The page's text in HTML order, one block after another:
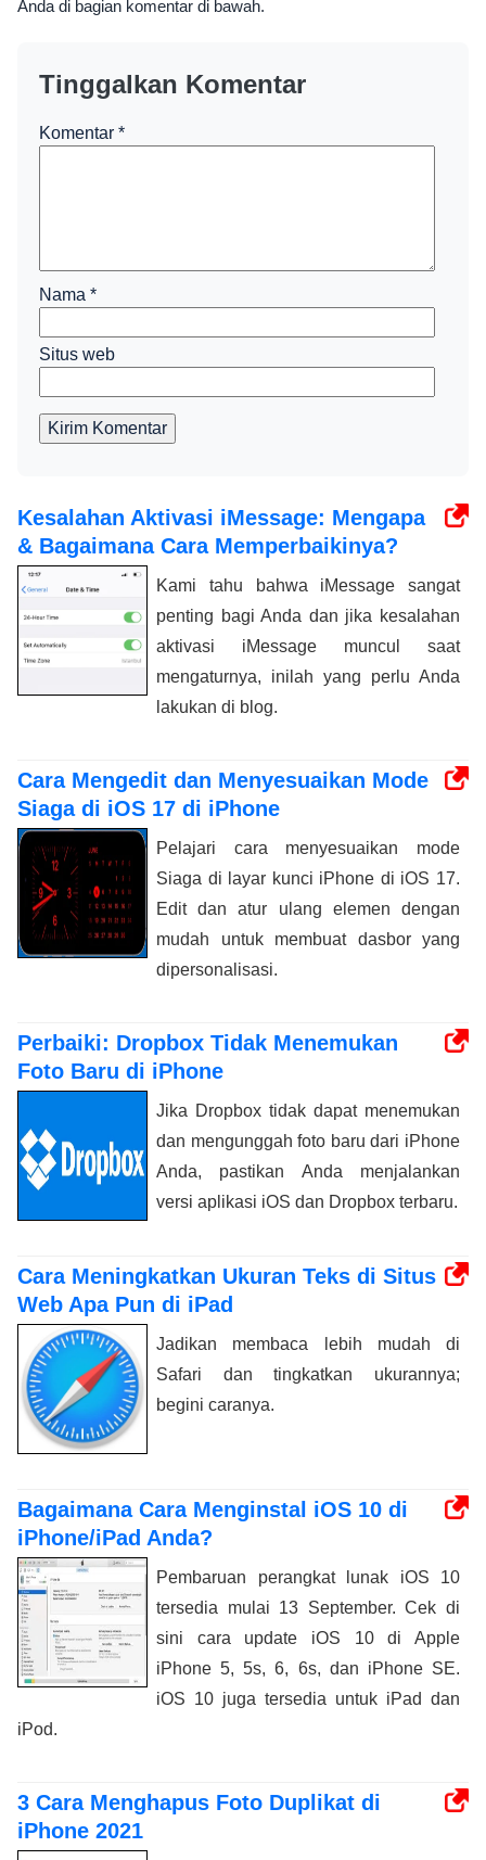
Anda di bagian komentar di bawah.
Tinggalkan Komentar
Komentar *
Nama *
Situs web
Kirim Komentar
Kesalahan Aktivasi iMessage: Mengapa
& Bagaimana Cara Memperbaikinya?
Kami tahu bahwa iMessage sangat
penting bagi Anda dan jika kesalahan
aktivasi iMessage muncul saat
mengaturnya, inilah yang perlu Anda
lakukan di blog.
Cara Mengedit dan Menyesuaikan Mode
Siaga di iOS 17 di iPhone
Pelajari cara menyesuaikan mode
Siaga di layar kunci iPhone di iOS 17.
Edit dan atur ulang elemen dengan
mudah untuk membuat dasbor yang
dipersonalisasi.
Perbaiki: Dropbox Tidak Menemukan
Foto Baru di iPhone
Jika Dropbox tidak dapat menemukan
dan mengunggah foto baru dari iPhone
Anda, pastikan Anda menjalankan
versi aplikasi iOS dan Dropbox terbaru.
Cara Meningkatkan Ukuran Teks di Situs
Web Apa Pun di iPad
Jadikan membaca lebih mudah di
Safari dan tingkatkan ukurannya;
begini caranya.
Bagaimana Cara Menginstal iOS 10 di
iPhone/iPad Anda?
Pembaruan perangkat lunak iOS 10
tersedia mulai 13 September. Cek di
sini cara update iOS 10 di Apple
iPhone 5, 5s, 6, 6s, dan iPhone SE.
iOS 10 juga tersedia untuk iPad dan
iPod.
3 Cara Menghapus Foto Duplikat di
iPhone 2021